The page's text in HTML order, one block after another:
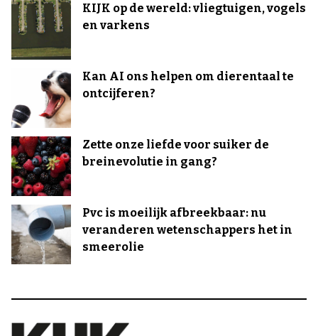
KIJK op de wereld: vliegtuigen, vogels
en varkens
Kan AI ons helpen om dierentaal te
ontcijferen?
Zette onze liefde voor suiker de
breinevolutie in gang?
Pvc is moeilijk afbreekbaar: nu
veranderen wetenschappers het in
smeerolie